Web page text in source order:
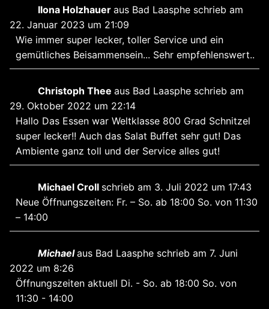
Ilona Holzhauer aus Bad Laasphe schrieb am
22. Januar 2023 um 21:09
Wie immer super lecker, toller Service und ein
gemütliches Beisammensein... Sehr empfehlenswert..
Christoph Thee aus Bad Laasphe schrieb am
29. Oktober 2022 um 22:14
Hallo Das Essen war Weltklasse 800 Grad Schnitzel
super lecker!! Auch das Salat Buffet sehr gut! Das
Ambiente ganz toll und der Service alles gut!
Michael Croll schrieb am 3. Juli 2022 um 17:43
Neue Öffnungszeiten: Fr. – So. ab 18:00 So. von 11:30
– 14:00
Michael aus Bad Laasphe schrieb am 7. Juni
2022 um 8:26
Öffnungszeiten aktuell Di. - So. ab 18:00 So. von
11:30 - 14:00